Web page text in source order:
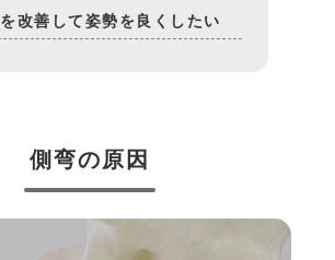
改善して姿勢を良くしたい
側弯の原因